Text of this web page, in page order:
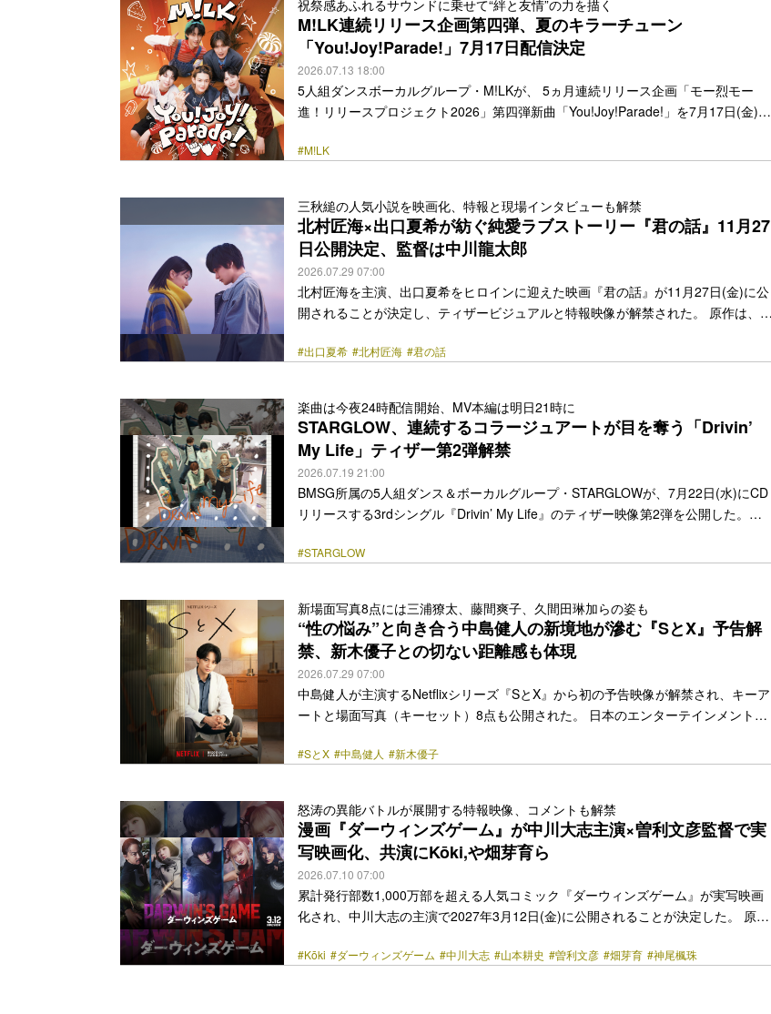
祝祭感あふれるサウンドに乗せて“絆と友情”の力を描く
M!LK連続リリース企画第四弾、夏のキラーチューン
「You!Joy!Parade!」7月17日配信決定
2026.07.13 18:00
5人組ダンスボーカルグループ・M!LKが、 5ヵ月連続リリース企画「モー烈モー
進！リリースプロジェクト2026」第四弾新曲「You!Joy!Parade!」を7月17日(金)に
ートした「モー烈モー進！リリースプロジェクト2026」では、これまで曽野舜太と
作は、“かけがえのない仲間と過ごす夏”をメインテーマに制作された夏のキラーチ
ューンとなる。 絆と友情の力を感じさせるリ… <a class="more-link"
href="https://bezzy.jp/2026/07/89182/"></a>
#M!LK
三秋縋の人気小説を映画化、特報と現場インタビューも解禁
北村匠海×出口夏希が紡ぐ純愛ラブストーリー『君の話』11月27
日公開決定、監督は中川龍太郎
2026.07.29 07:00
北村匠海を主演、出口夏希をヒロインに迎えた映画『君の話』が11月27日(金)に公
開されることが決定し、ティザービジュアルと特報映像が解禁された。 原作は、
を第40回向田邦子賞『恋せぬふたり』やNHK連続テレビ小説『虎に翼』を手がけた
が、目覚めても記憶は消えず、会ったこともない幼馴染・灯花との初恋の思い出が
残されていた。作られた記憶の中にしか存在しないはずの彼女の存在がいつ… <a
class="more-link" href="https://bezzy.jp/2026/07/89878/"></a>
#出口夏希 #北村匠海 #君の話
楽曲は今夜24時配信開始、MV本編は明日21時に
STARGLOW、連続するコラージュアートが目を奪う「Drivin’
My Life」ティザー第2弾解禁
2026.07.19 21:00
BMSG所属の5人組ダンス＆ボーカルグループ・STARGLOWが、7月22日(水)にCD
リリースする3rdシングル『Drivin’ My Life』のティザー映像第2弾を公開した。
けばいいというメッセージを込めたミニマルサウンドなサマーチューン。本日公開
STARGLOW「Drivin’ My Li… <a class="more-link"
href="https://bezzy.jp/2026/07/89437/"></a>
#STARGLOW
新場面写真8点には三浦獠太、藤間爽子、久間田琳加らの姿も
“性の悩み”と向き合う中島健人の新境地が滲む『SとX』予告解
禁、新木優子との切ない距離感も体現
2026.07.29 07:00
中島健人が主演するNetflixシリーズ『SとX』から初の予告映像が解禁され、キーア
ートと場面写真（キーセット）8点も公開された。 日本のエンターテインメント界
えるクライアントに寄り添うセックスセラピスト・霜鳥壱人。多田基生の漫画『S
を描く。 そんな霜鳥と運命的な再会を果たすヒロイン役には新木優子。共演には三
浦獠太、藤間爽子、中村蒼、久間田琳加、山口紗弥加、ユースケ・サンタマ… <a
class="more-link" href="https://bezzy.jp/2026/07/89879/"></a>
#SとX #中島健人 #新木優子
怒涛の異能バトルが展開する特報映像、コメントも解禁
漫画『ダーウィンズゲーム』が中川大志主演×曽利文彦監督で実
写映画化、共演にKōki,や畑芽育ら
2026.07.10 07:00
累計発行部数1,000万部を超える人気コミック『ダーウィンズゲーム』が実写映画
化され、中川大志の主演で2027年3月12日(金)に公開されることが決定した。 原作
による漫画家ユニット・FLIPFLOPsによる同名コミック。平凡な大学生・カナメの
#Kōki #ダーウィンズゲーム #中川大志 #山本耕史 #曽利文彦 #畑芽育 #神尾楓珠